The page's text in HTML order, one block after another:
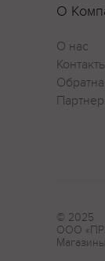
О
О нас
© 2025
ООО